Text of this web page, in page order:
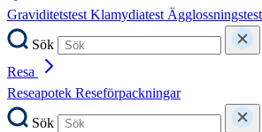
GraviditetstestKlamydiatestÄgglossningstest
Sök
Resa
Reseapotek Reseförpackningar
Sök